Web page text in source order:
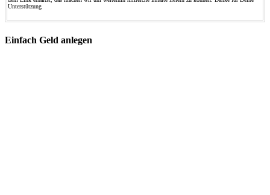
Unterstützung
Einfach Geld anlegen